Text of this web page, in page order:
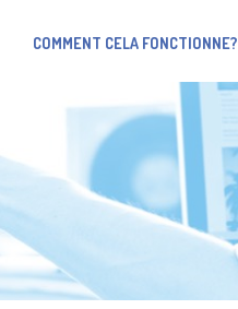
COMMENT CELA FONCTIONNE?